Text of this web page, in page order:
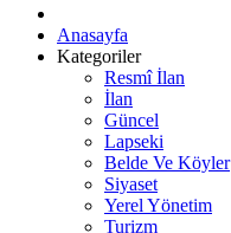
Anasayfa
Kategoriler
Resmî İlan
İlan
Güncel
Lapseki
Belde Ve Köyler
Siyaset
Yerel Yönetim
Turizm